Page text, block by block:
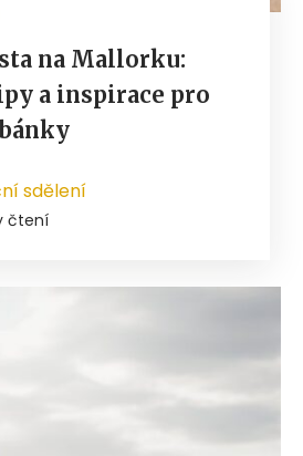
na Mallorku:
a inspirace pro
sdělení
čtení